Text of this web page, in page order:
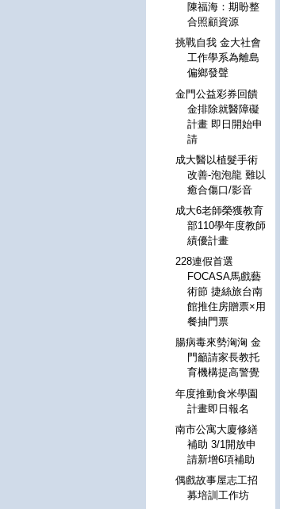
陳福海：期盼整
合照顧資源
挑戰自我 金大社會
工作學系為離島
偏鄉發聲
金門公益彩券回饋
金排除就醫障礙
計畫 即日開始申
請
成大醫以植髮手術
改善-泡泡龍 難以
癒合傷口/影音
成大6老師榮獲教育
部110學年度教師
績優計畫
228連假首選
FOCASA馬戲藝
術節 捷絲旅台南
館推住房贈票×用
餐抽門票
腸病毒來勢洶洶 金
門籲請家長教托
育機構提高警覺
年度推動食米學園
計畫即日報名
南市公寓大廈修繕
補助 3/1開放申
請新增6項補助
偶戲故事屋志工招
募培訓工作坊